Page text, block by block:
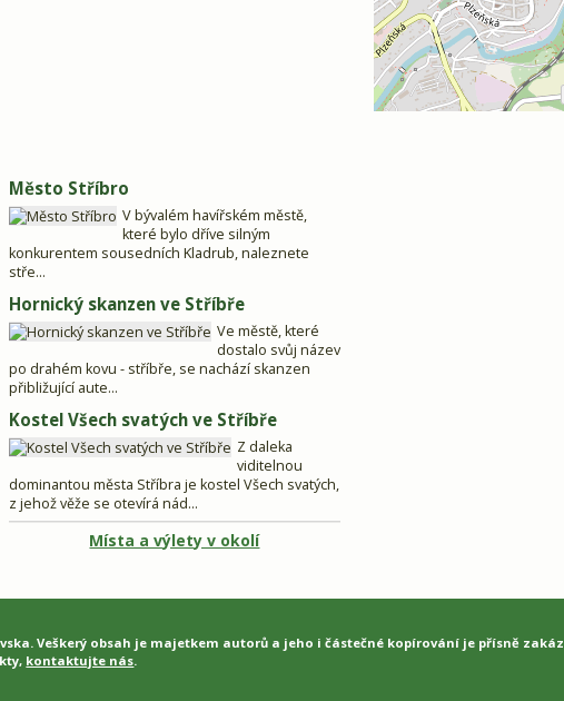
Město Stříbro
V bývalém havířském městě,
které bylo dříve silným
konkurentem sousedních Kladrub, naleznete
stře...
Hornický skanzen ve Stříbře
Ve městě, které
dostalo svůj název
po drahém kovu - stříbře, se nachází skanzen
přibližující aute...
Kostel Všech svatých ve Stříbře
Z daleka
viditelnou
dominantou města Stříbra je kostel Všech svatých,
z jehož věže se otevírá nád...
Místa a výlety v okolí
Veškerý obsah je majetkem autorů a jeho i částečné kopírování je přísně
kontaktujte nás.